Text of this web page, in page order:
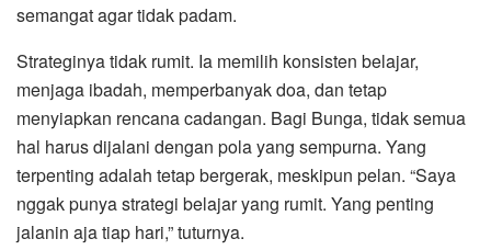
semangat agar tidak padam.
Strateginya tidak rumit. Ia memilih konsisten belajar,
menjaga ibadah, memperbanyak doa, dan tetap
menyiapkan rencana cadangan. Bagi Bunga, tidak semua
hal harus dijalani dengan pola yang sempurna. Yang
terpenting adalah tetap bergerak, meskipun pelan. “Saya
nggak punya strategi belajar yang rumit. Yang penting
jalanin aja tiap hari,” tuturnya.